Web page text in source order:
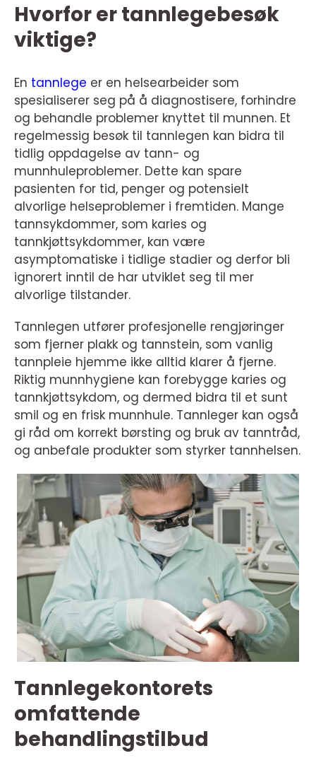
Hvorfor er tannlegebesøk
viktige?
En tannlege er en helsearbeider som
spesialiserer seg på å diagnostisere, forhindre
og behandle problemer knyttet til munnen. Et
regelmessig besøk til tannlegen kan bidra til
tidlig oppdagelse av tann- og
munnhuleproblemer. Dette kan spare
pasienten for tid, penger og potensielt
alvorlige helseproblemer i fremtiden. Mange
tannsykdommer, som karies og
tannkjøttsykdommer, kan være
asymptomatiske i tidlige stadier og derfor bli
ignorert inntil de har utviklet seg til mer
alvorlige tilstander.
Tannlegen utfører profesjonelle rengjøringer
som fjerner plakk og tannstein, som vanlig
tannpleie hjemme ikke alltid klarer å fjerne.
Riktig munnhygiene kan forebygge karies og
tannkjøttsykdom, og dermed bidra til et sunt
smil og en frisk munnhule. Tannleger kan også
gi råd om korrekt børsting og bruk av tanntråd,
og anbefale produkter som styrker tannhelsen.
Tannlegekontorets
omfattende
behandlingstilbud